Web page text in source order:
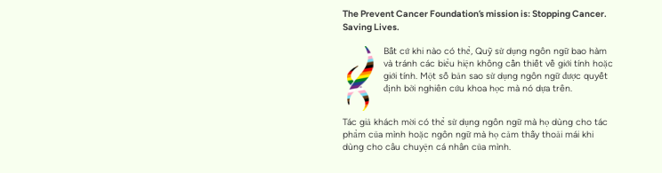
The Prevent Cancer Foundation’s mission is: Stopping Cancer.
Saving Lives.
Bất cứ khi nào có thể, Quỹ sử dụng ngôn ngữ bao hàm
và tránh các biểu hiện không cần thiết về giới tính hoặc
giới tính. Một số bản sao sử dụng ngôn ngữ được quyết
định bởi nghiên cứu khoa học mà nó dựa trên.
Tác giả khách mời có thể sử dụng ngôn ngữ mà họ dùng cho tác
phẩm của mình hoặc ngôn ngữ mà họ cảm thấy thoải mái khi
dùng cho câu chuyện cá nhân của mình.